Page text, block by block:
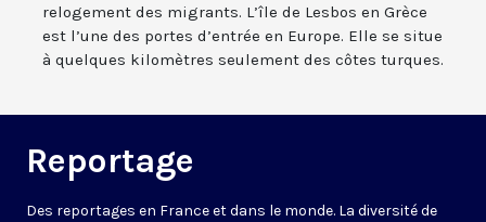
relogement des migrants. L’île de Lesbos en Grèce
est l’une des portes d’entrée en Europe. Elle se situe
à quelques kilomètres seulement des côtes turques.
Reportage
Des reportages en France et dans le monde. La diversité de